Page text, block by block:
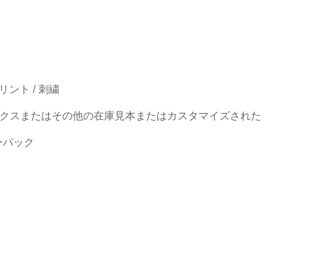
ント / 刺繍
スまたはその他の在庫見本またはカスタマイズされた
ック